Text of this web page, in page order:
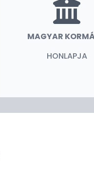
MAGYAR
HONLAPJA